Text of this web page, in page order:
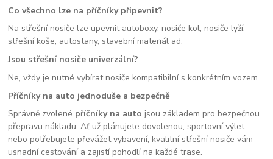
Co všechno lze na příčníky připevnit?
Na střešní nosiče lze upevnit autoboxy, nosiče kol, nosiče lyží,
střešní koše, autostany, stavební materiál ad.
Jsou střešní nosiče univerzální?
Ne, vždy je nutné vybírat nosiče kompatibilní s konkrétním vozem.
Příčníky na auto jednoduše a bezpečně
Správně zvolené příčníky na auto jsou základem pro bezpečnou
přepravu nákladu. Ať už plánujete dovolenou, sportovní výlet
nebo potřebujete převážet vybavení, kvalitní střešní nosiče vám
usnadní cestování a zajistí pohodlí na každé trase.